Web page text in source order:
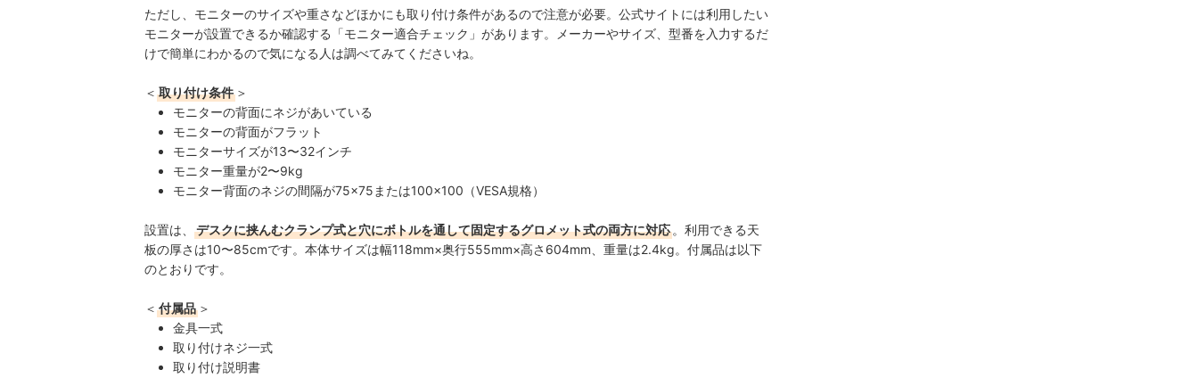
ただし、モニターのサイズや重さなどほかにも取り付け条件があるので注意が必要。 公式サイトには利用したい
モニターが設置できるか確認する「モニター適合チェック」があります。メーカーやサイズ、型番を入力するだ
けで簡単にわかるので気になる人は調べてみてくださいね。
＜ 取り付け条件 ＞
モニターの背面にネジがあいている
モニターの背面がフラット
モニターサイズが13〜32インチ
モニター重量が2〜9kg
モニター背面のネジの間隔が75×75または100×100（VESA規格）
設置は、 デスクに挟んむクランプ式と穴にボトルを通して固定するグロメット式の両方に対応 。利用できる天
板の厚さは10〜85cmです。 本体サイズは幅118mm×奥行555mm×高さ604mm、重量は2.4kg。付属品は以下
のとおりです。
＜ 付属品 ＞
金具一式
取り付けネジ一式
取り付け説明書